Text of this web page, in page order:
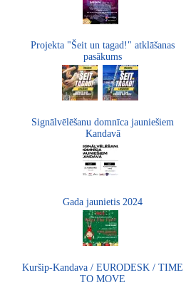
Projekta "Šeit un tagad!" atklāšanas
pasākums
Signālvēlēšanu domnīca jauniešiem
Kandavā
Gada jaunietis 2024
Kuršip-Kandava / EURODESK / TIME
TO MOVE